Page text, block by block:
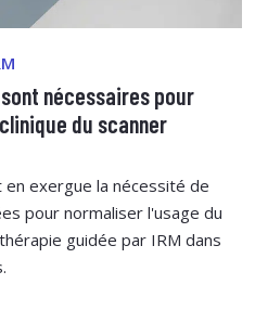
nécessaires pour
du scanner
en exergue la nécessité de
pour normaliser l'usage du
guidée par IRM dans